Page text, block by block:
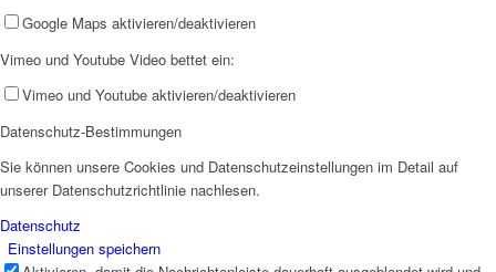
Google Maps aktivieren/deaktivieren
Vimeo und Youtube Video bettet ein:
Vimeo und Youtube aktivieren/deaktivieren
Datenschutz-Bestimmungen
Sie können unsere Cookies und Datenschutzeinstellungen im Detail auf
unserer Datenschutzrichtlinie nachlesen.
Datenschutz
Einstellungen speichern